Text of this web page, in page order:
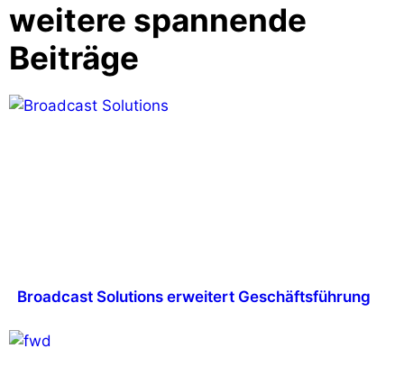
weitere spannende
Beiträge
Broadcast Solutions erweitert Geschäftsführung